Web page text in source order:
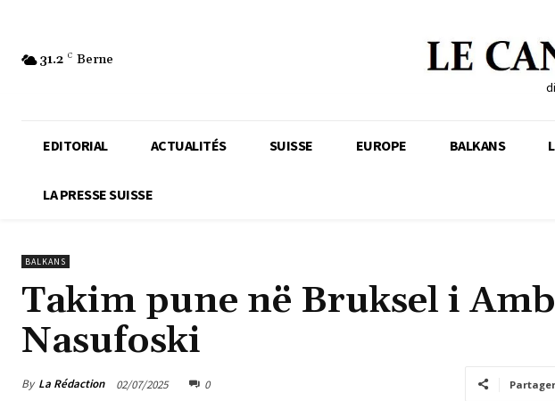
31.2 C Berne
EDITORIAL ACTUALITÉS SUISSE EUROPE BALKANS
LA PRESSE SUISSE
BALKANS
Takim pune në Bruksel i
Nasufoski
By La Rédaction 02/07/2025 0 Partager